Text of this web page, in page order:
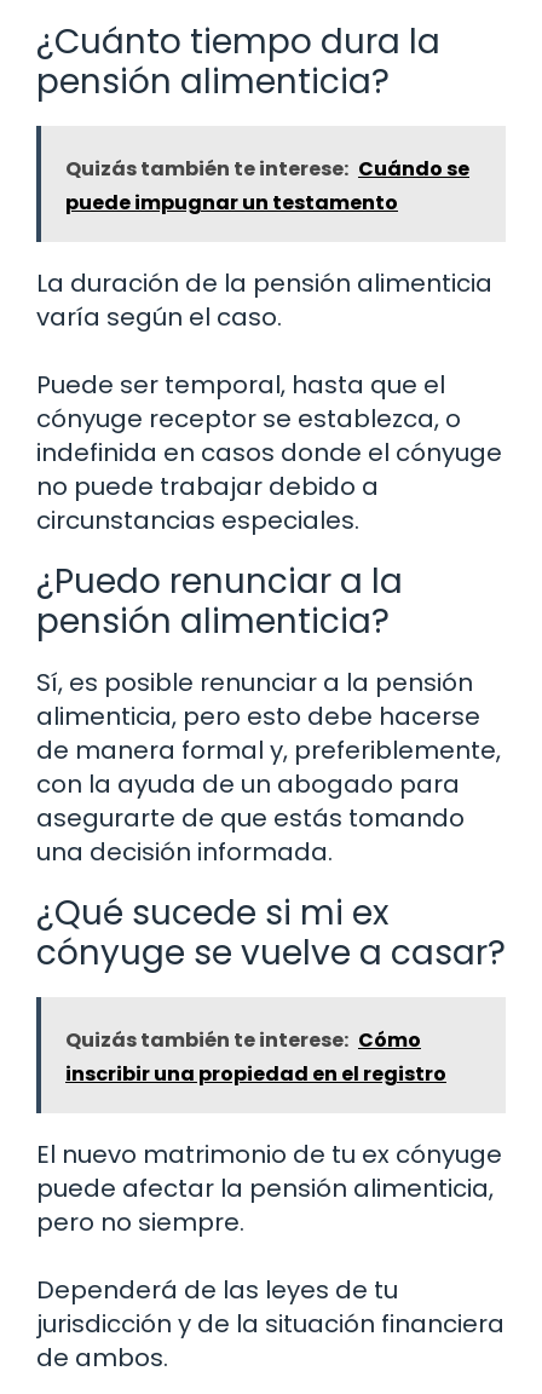
¿Cuánto tiempo dura la
pensión alimenticia?
Quizás también te interese: Cuándo se
puede impugnar un testamento
La duración de la pensión alimenticia
varía según el caso.
Puede ser temporal, hasta que el
cónyuge receptor se establezca, o
indefinida en casos donde el cónyuge
no puede trabajar debido a
circunstancias especiales.
¿Puedo renunciar a la
pensión alimenticia?
Sí, es posible renunciar a la pensión
alimenticia, pero esto debe hacerse
de manera formal y, preferiblemente,
con la ayuda de un abogado para
asegurarte de que estás tomando
una decisión informada.
¿Qué sucede si mi ex
cónyuge se vuelve a casar?
Quizás también te interese: Cómo
inscribir una propiedad en el registro
El nuevo matrimonio de tu ex cónyuge
puede afectar la pensión alimenticia,
pero no siempre.
Dependerá de las leyes de tu
jurisdicción y de la situación financiera
de ambos.